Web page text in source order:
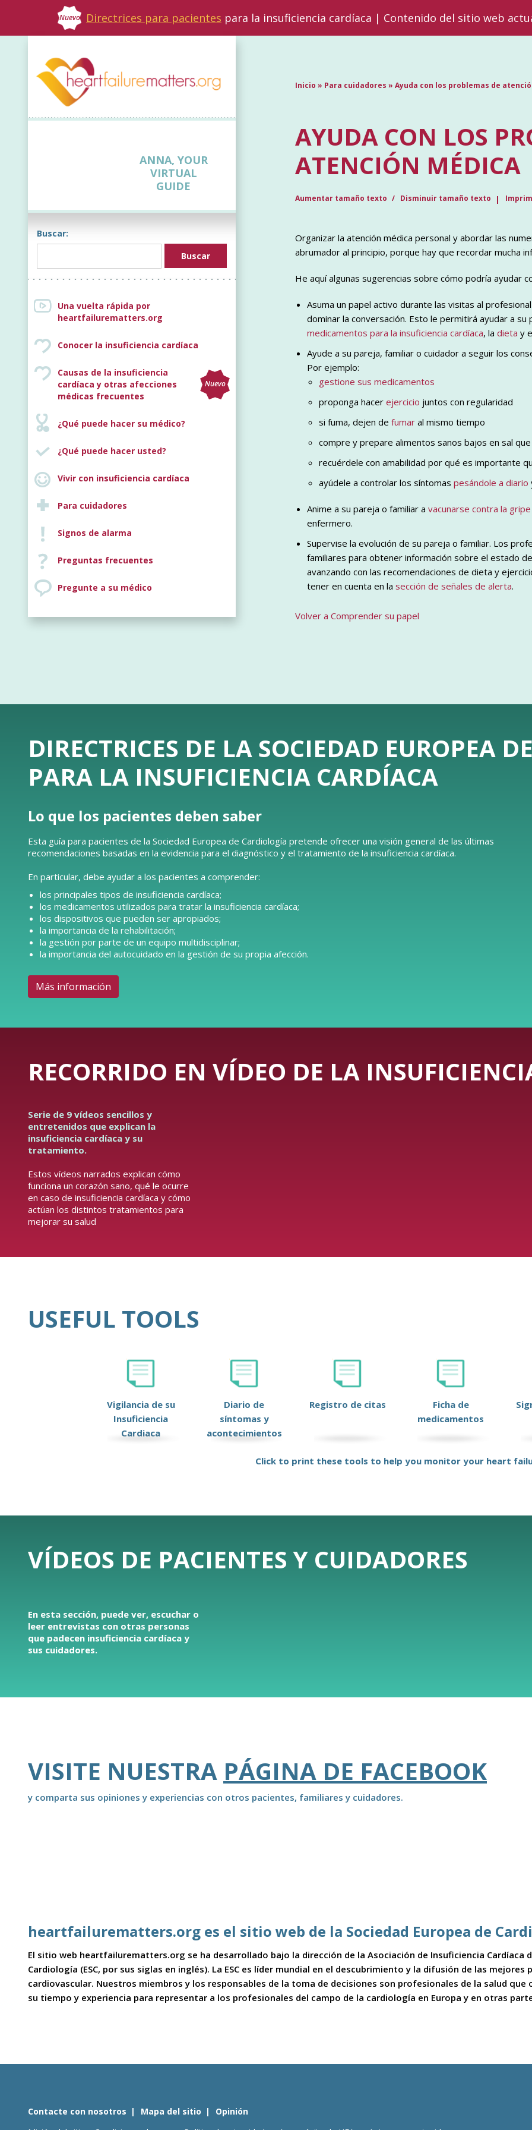
Nuevo Directrices para pacientes para la insuficiencia cardíaca | Contenido del sitio web
ANNA, YOUR
VIRTUAL
GUIDE
Buscar:
Una vuelta rápida por
heartfailurematters.org
Conocer la insuficiencia cardíaca
Causas de la insuficiencia
cardíaca y otras afecciones
médicas frecuentes
Nuevo
¿Qué puede hacer su médico?
¿Qué puede hacer usted?
Vivir con insuficiencia cardíaca
Para cuidadores
Signos de alarma
Preguntas frecuentes
Pregunte a su médico
Inicio » Para cuidadores » Ayuda con los problemas de
AYUDA CON LOS
ATENCIÓN MÉDICA
Aumentar tamaño texto Disminuir tamaño texto
Organizar la atención médica personal y abordar las
abrumador al principio, porque hay que recordar mucha
He aquí algunas sugerencias sobre cómo podría ayudar
Asuma un papel activo durante las visitas al
dominar la conversación. Esto le permitirá ayudar a
medicamentos para la insuficiencia cardíaca, la dieta y
Ayude a su pareja, familiar o cuidador a seguir los
Por ejemplo:
gestione sus medicamentos
proponga hacer ejercicio juntos con regularidad
si fuma, dejen de fumar al mismo tiempo
compre y prepare alimentos sanos bajos en sal
recuérdele con amabilidad por qué es importante
ayúdele a controlar los síntomas pesándole a diario
Anime a su pareja o familiar a vacunarse contra la
enfermero.
Supervise la evolución de su pareja o familiar. Los
familiares para obtener información sobre el estado
avanzando con las recomendaciones de dieta y
tener en cuenta en la sección de señales de alerta.
Volver a Comprender su papel
DIRECTRICES DE LA SOCIEDAD EUROPEA
PARA LA INSUFICIENCIA CARDÍACA
Lo que los pacientes deben saber
Esta guía para pacientes de la Sociedad Europea de Cardiología pretende ofrecer una visión general de las últimas
recomendaciones basadas en la evidencia para el diagnóstico y el tratamiento de la insuficiencia cardíaca.
En particular, debe ayudar a los pacientes a comprender:
los principales tipos de insuficiencia cardíaca;
los medicamentos utilizados para tratar la insuficiencia cardíaca;
los dispositivos que pueden ser apropiados;
la importancia de la rehabilitación;
la gestión por parte de un equipo multidisciplinar;
la importancia del autocuidado en la gestión de su propia afección.
Más información
RECORRIDO EN VÍDEO DE LA
Serie de 9 vídeos sencillos y
entretenidos que explican la
insuficiencia cardíaca y su
tratamiento.
Estos vídeos narrados explican cómo
funciona un corazón sano, qué le ocurre
en caso de insuficiencia cardíaca y cómo
actúan los distintos tratamientos para
mejorar su salud
USEFUL TOOLS
Vigilancia de su
Insuficiencia
Cardiaca
Diario de
síntomas y
acontecimientos
Registro de citas
Ficha de
medicamentos
Click to print these tools to help you monitor your heart
VÍDEOS DE PACIENTES Y CUIDADORES
En esta sección, puede ver, escuchar o
leer entrevistas con otras personas
que padecen insuficiencia cardíaca y
sus cuidadores.
VISITE NUESTRA PÁGINA DE FACEBOOK
y comparta sus opiniones y experiencias con otros pacientes, familiares y cuidadores.
heartfailurematters.org es el sitio web de la Sociedad Europea de
El sitio web heartfailurematters.org se ha desarrollado bajo la dirección de la Asociación de Insuficiencia Cardíaca
Cardiología (ESC, por sus siglas en inglés). La ESC es líder mundial en el descubrimiento y la difusión de las mejores
cardiovascular. Nuestros miembros y los responsables de la toma de decisiones son profesionales de la salud
su tiempo y experiencia para representar a los profesionales del campo de la cardiología en Europa y en otras
Contacte con nosotros Mapa del sitio
Opinión